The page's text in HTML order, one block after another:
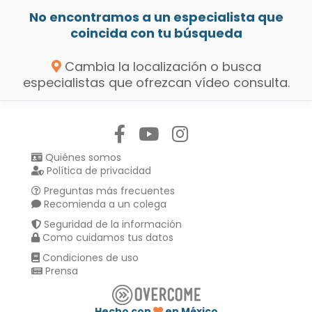
No encontramos a un especialista que
coincida con tu búsqueda
Cambia la localización o busca
especialistas que ofrezcan vídeo consulta.
Quiénes somos
Política de privacidad
Preguntas más frecuentes
Recomienda a un colega
Seguridad de la información
Como cuidamos tus datos
Condiciones de uso
Prensa